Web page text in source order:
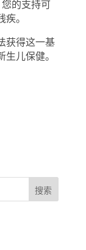
的支持可
。
获得这一基
儿保健。